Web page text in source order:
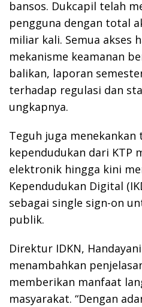
bansos. Dukcapil telah
pengguna dengan total
miliar kali. Semua akses
mekanisme keamanan
balikan, laporan
terhadap regulasi dan
ungkapnya.
Teguh juga
kependudukan dari KTP
elektronik hingga kini
Kependudukan Digital
sebagai single sign-on
publik.
Direktur IDKN,
menambahkan
memberikan manfaat
masyarakat. “Dengan